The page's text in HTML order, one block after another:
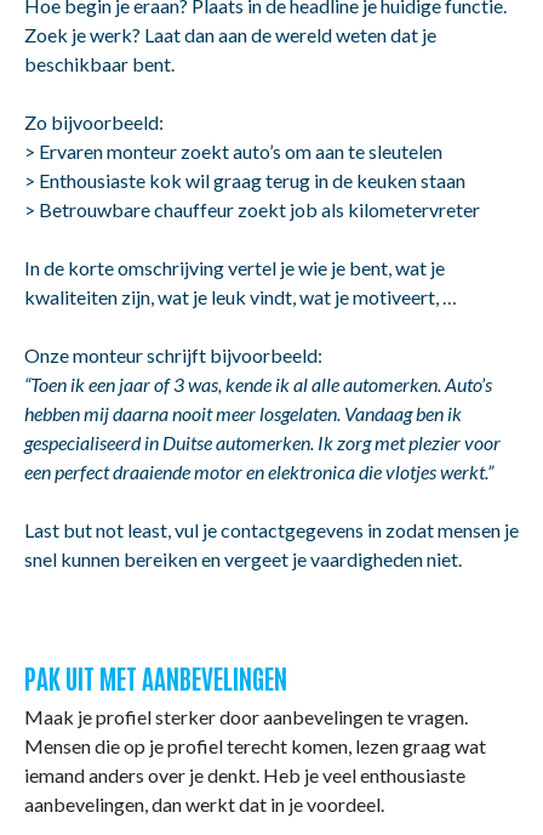
Hoe begin je eraan? Plaats in de headline je huidige functie.
Zoek je werk? Laat dan aan de wereld weten dat je
beschikbaar bent.
Zo bijvoorbeeld:
> Ervaren monteur zoekt auto’s om aan te sleutelen
> Enthousiaste kok wil graag terug in de keuken staan
> Betrouwbare chauffeur zoekt job als kilometervreter
In de korte omschrijving vertel je wie je bent, wat je
kwaliteiten zijn, wat je leuk vindt, wat je motiveert, …
Onze monteur schrijft bijvoorbeeld:
“Toen ik een jaar of 3 was, kende ik al alle automerken. Auto’s
hebben mij daarna nooit meer losgelaten. Vandaag ben ik
gespecialiseerd in Duitse automerken. Ik zorg met plezier voor
een perfect draaiende motor en elektronica die vlotjes werkt.”
Last but not least, vul je contactgegevens in zodat mensen je
snel kunnen bereiken en vergeet je vaardigheden niet.
PAK UIT MET AANBEVELINGEN
Maak je profiel sterker door aanbevelingen te vragen.
Mensen die op je profiel terecht komen, lezen graag wat
iemand anders over je denkt. Heb je veel enthousiaste
aanbevelingen, dan werkt dat in je voordeel.